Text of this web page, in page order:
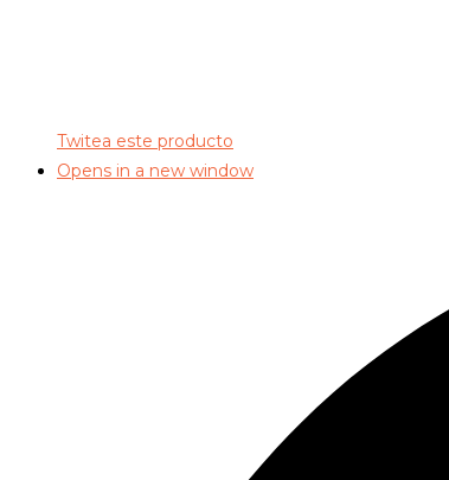
Twitea este producto
Opens in a new window